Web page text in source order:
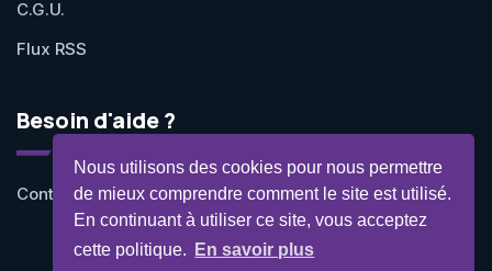
Nous utilisons des cookies pour nous permettre
de mieux comprendre comment le site est utilisé.
En continuant à utiliser ce site, vous acceptez
cette politique.
En savoir plus
C.G.U.
Flux RSS
Besoin d'aide ?
Contactez-nous